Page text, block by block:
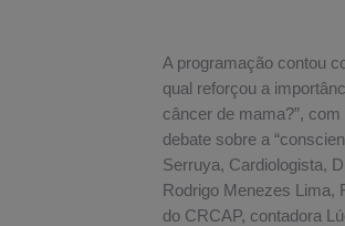
A programação contou
qual reforçou a
câncer de mama?”,
debate sobre a
Serruya, Cardiologista,
Rodrigo Menezes Lima,
do CRCAP, contadora